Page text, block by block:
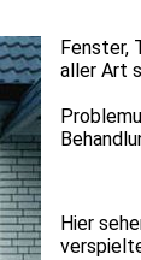
Fenster,
aller Art
Hier